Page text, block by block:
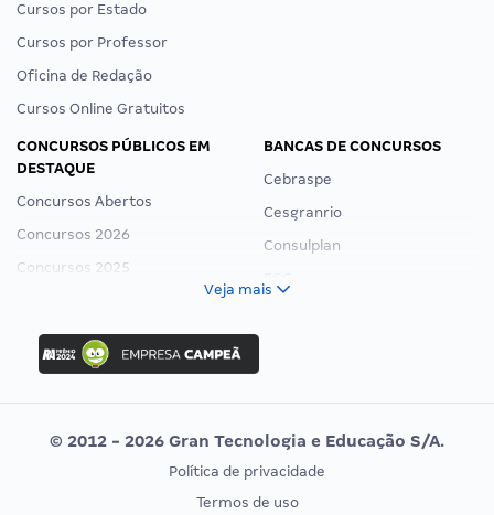
Cursos por Estado
Cursos por Professor
Oficina de Redação
Cursos Online Gratuitos
CONCURSOS PÚBLICOS EM
DESTAQUE
Concursos Abertos
Concursos 2026
Concursos 2025
Concurso Ibama
Concurso MPU
Editais publicados
BANCAS DE CONCURSOS
Cebraspe
Cesgranrio
Consulplan
Vunesp
CONCURSOS POR PROFISSÃO
EXAME DE ORDEM
Veja mais
© 2012 - 2026 Gran Tecnologia e Educação S/A.
Política de privacidade
Termos de uso